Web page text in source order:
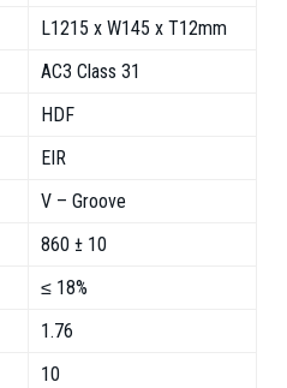
L1215 x W145 x T12mm
AC3 Class 31
HDF
EIR
V – Groove
860 ± 10
≤ 18%
1.76
10